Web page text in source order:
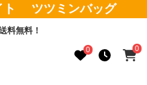
ト ツツミンバッグ
料無料！
0 0